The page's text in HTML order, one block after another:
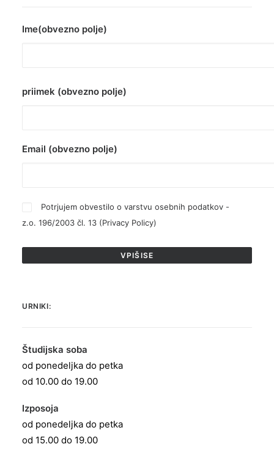
Ime(obvezno polje)
priimek (obvezno polje)
Email (obvezno polje)
Potrjujem obvestilo o varstvu osebnih podatkov -
z.o. 196/2003 čl. 13 (Privacy Policy)
URNIKI:
Študijska soba
od ponedeljka do petka
od 10.00 do 19.00
Izposoja
od ponedeljka do petka
od 15.00 do 19.00